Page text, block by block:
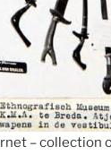
– collection